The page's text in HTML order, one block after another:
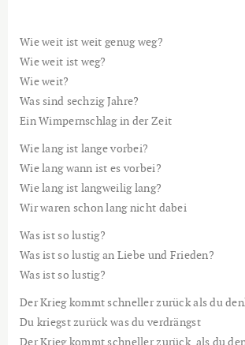
Wie weit ist weit genug weg?
Wie weit ist weg?
Wie weit?
Was sind sechzig Jahre?
Ein Wimpernschlag in der Zeit
Wie lang ist lange vorbei?
Wie lang wann ist es vorbei?
Wie lang ist langweilig lang?
Wir waren schon lang nicht dabei
Was ist so lustig?
Was ist so lustig an Liebe und Frieden?
Was ist so lustig?
Der Krieg kommt schneller zurück als du
Du kriegst zurück was du verdrängst
Der Krieg kommt schneller zurück, als du